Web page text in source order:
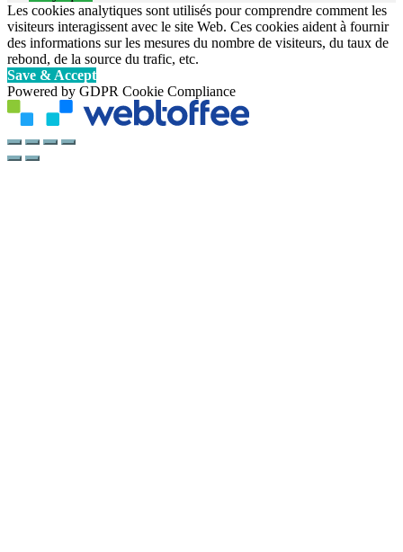
Les cookies analytiques sont utilisés pour comprendre comment les
visiteurs interagissent avec le site Web. Ces cookies aident à fournir
des informations sur les mesures du nombre de visiteurs, du taux de
rebond, de la source du trafic, etc.
Save & Accept
Powered by GDPR Cookie Compliance